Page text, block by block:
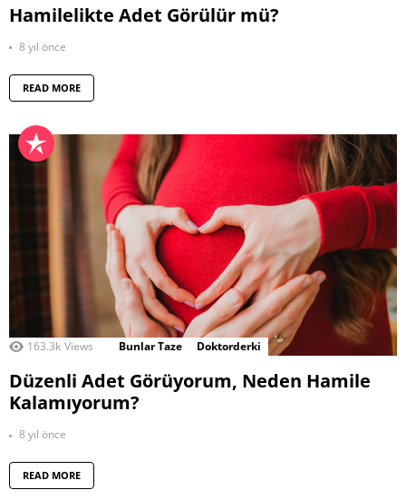
Hamilelikte Adet Görülür mü?
8 yıl önce
READ MORE
163.3k Views Bunlar Taze Doktorderki
Düzenli Adet Görüyorum, Neden Hamile
Kalamıyorum?
8 yıl önce
READ MORE